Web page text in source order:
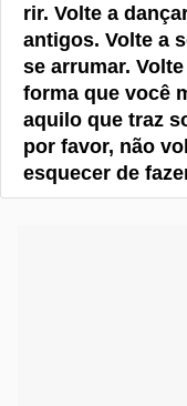
rir. Volte a
antigos. Volte a
se arrumar.
forma que você
aquilo que traz
por favor, não
esquecer de